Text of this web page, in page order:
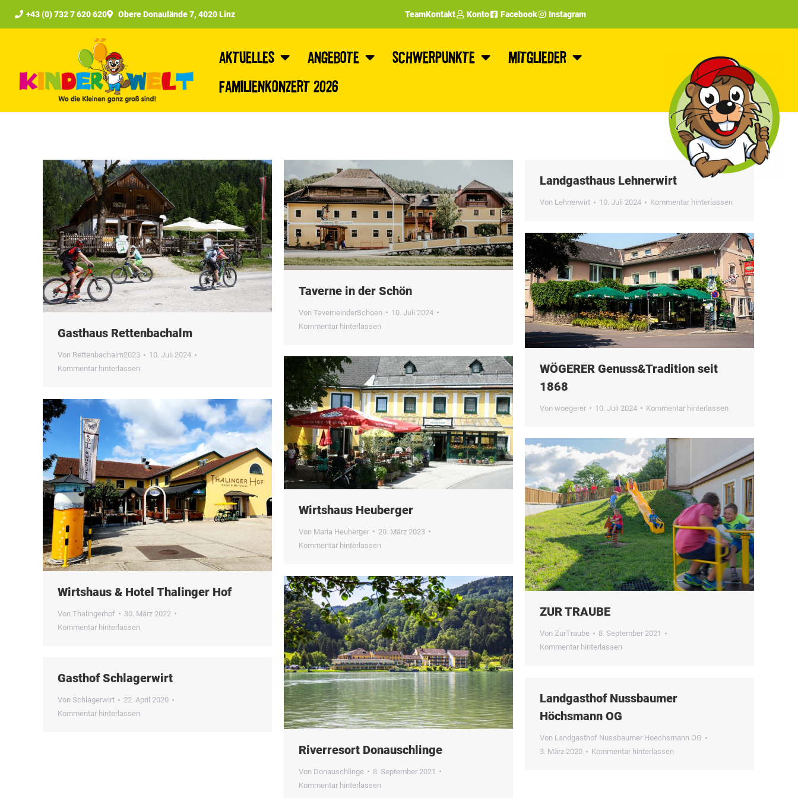
+43 (0) 732 7 620 620 Obere Donaulände 7, 4020 Linz TeamKontakt Konto Facebook Instagram
Aktuelles Angebote Schwerpunkte
Mitglieder
Familienkonzert 2026
Gasthaus Rettenbachalm
Von Rettenbachalm2023
10. Juli 2024
Kommentar hinterlassen
Taverne in der Schön
Von TaverneinderSchoen
10. Juli 2024
Kommentar hinterlassen
Landgasthaus Lehnerwirt
Von Lehnerwirt 10. Juli 2024 Kommentar hinterlassen
WÖGERER Genuss&Tradition seit
1868
Von woegerer 10. Juli 2024 Kommentar hinterlassen
Wirtshaus Heuberger
Von Maria Heuberger
20. März 2023
Kommentar hinterlassen
Wirtshaus & Hotel Thalinger Hof
Von Thalingerhof
30. März 2022
Kommentar hinterlassen
ZUR TRAUBE
Von ZurTraube
8. September 2021
Kommentar hinterlassen
Riverresort Donauschlinge
Von Donauschlinge
8. September 2021
Kommentar hinterlassen
Gasthof Schlagerwirt
Von Schlagerwirt
22. April 2020
Kommentar hinterlassen
Landgasthof Nussbaumer
Höchsmann OG
Von Landgasthof Nussbaumer Hoechsmann OG
3. März 2020
Kommentar hinterlassen